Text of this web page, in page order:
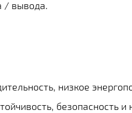
/ вывода.
низкое
безопасность и